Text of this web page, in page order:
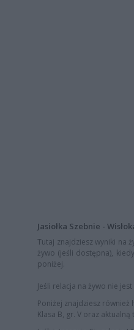
Jasiołka Szebnie -
Tutaj znajdziesz wyniki na
żywo (jeśli dostępna),
poniżej.
Jeśli relacja na żywo nie
Poniżej znajdziesz
Klasa B, gr. V oraz